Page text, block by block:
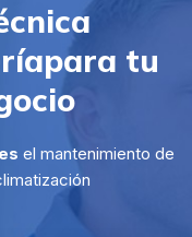
para tu
el mantenimiento de